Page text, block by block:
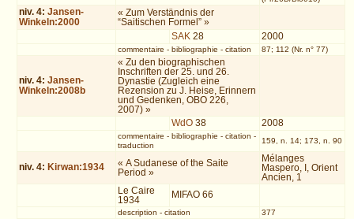
niv. 4:Jansen-
Winkeln:2000
« Zum Verständnis der
“Saitischen Formel” »
SAK 28 2000
commentaire - bibliographie - citation 87; 112 (Nr. n° 77)
niv. 4:Jansen-
Winkeln:2008b
« Zu den biographischen
Inschriften der 25. und 26.
Dynastie (Zugleich eine
Rezension zu J. Heise, Erinnern
und Gedenken, OBO 226,
2007) »
WdO 38 2008
commentaire - bibliographie - citation -
traduction
159, n. 14; 173, n. 90
niv. 4: Kirwan:1934
« A Sudanese of the Saite
Period »
Mélanges
Maspero, I, Orient
Ancien, 1
Le Caire
1934
MIFAO 66
description - citation 377